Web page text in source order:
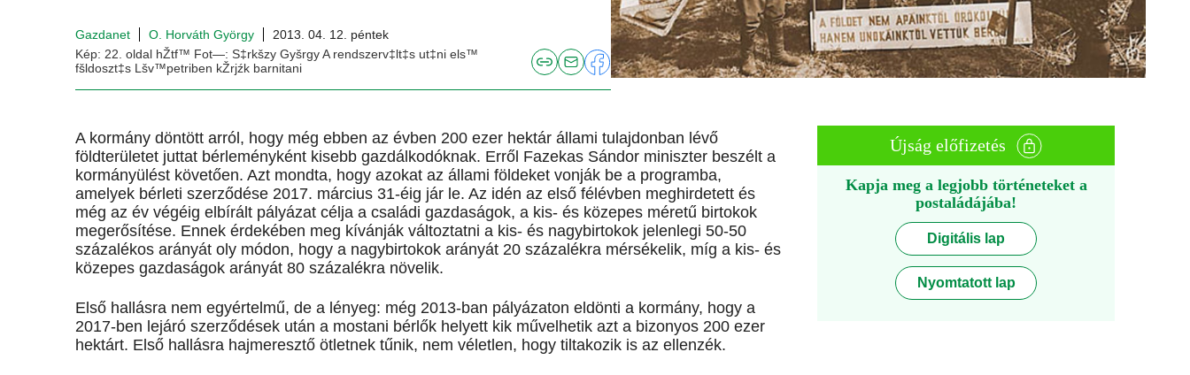
Gazdanet O. Horváth György
2013. 04. 12. péntek
Kép: 22. oldal hŽtf™ Fot—: S‡rkšzy Gyšrgy A rendszerv‡lt‡s ut‡ni els™
fšldoszt‡s Lšv™petriben kŽrjźk barnitani
A kormány döntött arról, hogy még ebben az évben 200 ezer hektár állami tulajdonban lévő
földterületet juttat bérleményként kisebb gazdálkodóknak. Erről Fazekas Sándor miniszter beszélt a
kormányülést követően. Azt mondta, hogy azokat az állami földeket vonják be a programba,
amelyek bérleti szerződése 2017. március 31-éig jár le. Az idén az első félévben meghirdetett és
még az év végéig elbírált pályázat célja a családi gazdaságok, a kis- és közepes méretű birtokok
megerősítése. Ennek érdekében meg kívánják változtatni a kis- és nagybirtokok jelenlegi 50-50
százalékos arányát oly módon, hogy a nagybirtokok arányát 20 százalékra mérsékelik, míg a kis- és
közepes gazdaságok arányát 80 százalékra növelik.
Első hallásra nem egyértelmű, de a lényeg: még 2013-ban pályázaton eldönti a kormány, hogy a
2017-ben lejáró szerződések után a mostani bérlők helyett kik művelhetik azt a bizonyos 200 ezer
hektárt. Első hallásra hajmeresztő ötletnek tűnik, nem véletlen, hogy tiltakozik is az ellenzék.
Újság előfizetés
Kapja meg a legjobb történeteket a
postaládájába!
Digitális lap
Nyomtatott lap